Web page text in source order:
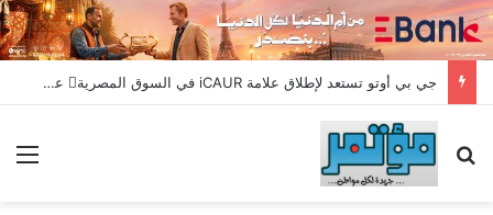
جي بي أوتو تستعد لإطلاق علامة iCAUR في السوق المصرية علامة عالمية جديدة لسيارات الطاقة الجديدة تجمع بين التكنولوجيا الذكية والتصميم الجريء وروح المغامر
بحث عن